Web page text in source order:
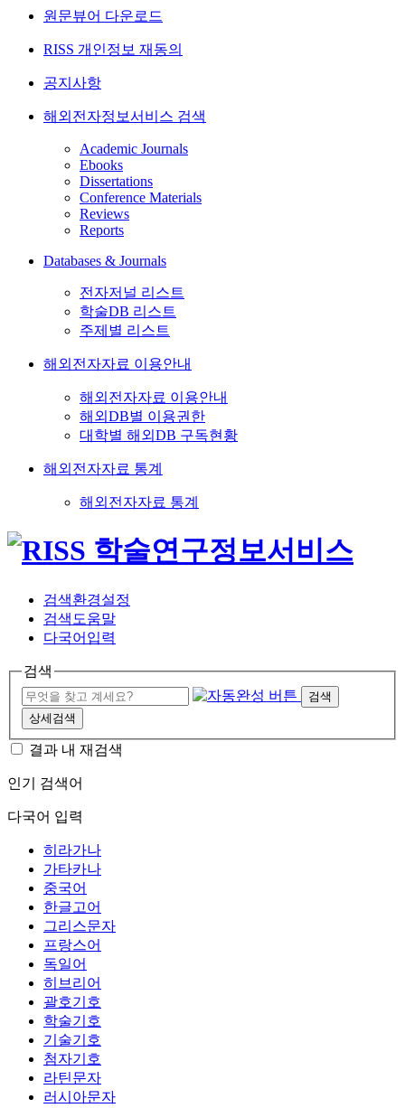
원문뷰어 다운로드
RISS 개인정보 재동의
공지사항
해외전자정보서비스 검색
Academic Journals
Ebooks
Dissertations
Conference Materials
Reviews
Reports
Databases & Journals
전자저널 리스트
학술DB 리스트
주제별 리스트
해외전자자료 이용안내
해외전자자료 이용안내
해외DB별 이용권한
대학별 해외DB 구독현황
해외전자자료 통계
해외전자자료 통계
검색환경설정
검색도움말
다국어입력
검색
검색
상세검색
결과 내 재검색
인기 검색어
다국어 입력
히라가나
가타카나
중국어
한글고어
그리스문자
프랑스어
독일어
히브리어
괄호기호
학술기호
기술기호
첨자기호
라틴문자
러시아문자